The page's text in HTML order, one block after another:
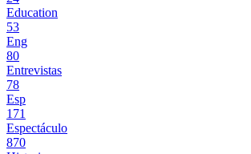
Education
53
Eng
80
Entrevistas
78
Esp
171
Espectáculo
870